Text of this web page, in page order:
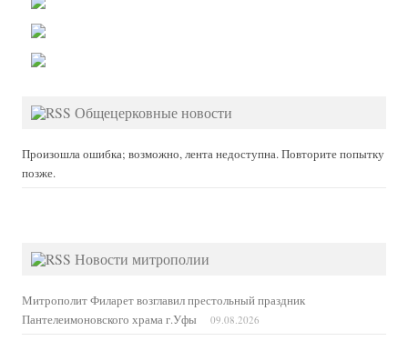
Общецерковные новости
Произошла ошибка; возможно, лента недоступна. Повторите попытку
позже.
Новости митрополии
Митрополит Филарет возглавил престольный праздник
Пантелеимоновского храма г.Уфы
09.08.2026